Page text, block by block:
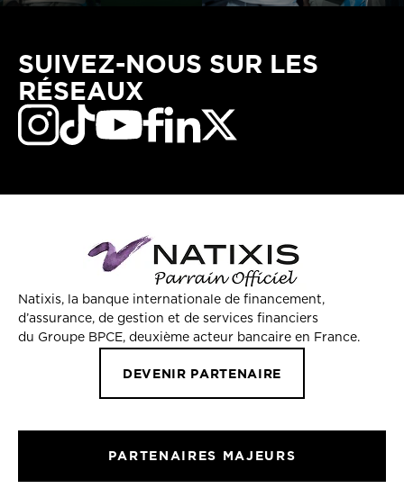
SUIVEZ-NOUS SUR LES
RÉSEAUX
Natixis, la banque internationale de financement,
d’assurance, de gestion et de services financiers
du Groupe BPCE, deuxième acteur bancaire en France.
DEVENIR PARTENAIRE
PARTENAIRES MAJEURS